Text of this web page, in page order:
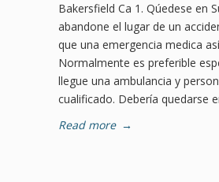
Bakersfield Ca 1. Qúedese en
abandone el lugar de un
que una emergencia medica
Normalmente es preferible
llegue una ambulancia y
cualificado. Debería quedarse
Read more →